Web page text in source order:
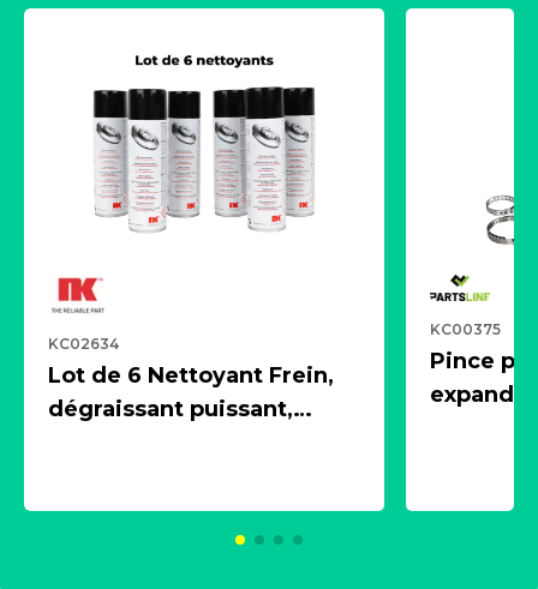
KC02634
Lot de 6 Nettoyant Frein,
dégraissant puissant,
KC00375
Pince